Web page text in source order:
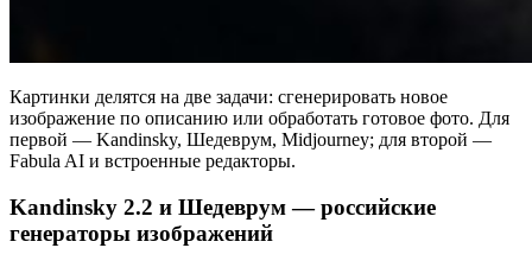
Картинки делятся на две задачи: сгенерировать новое
изображение по описанию или обработать готовое фото. Для
первой — Kandinsky, Шедеврум, Midjourney; для второй —
Fabula AI и встроенные редакторы.
Kandinsky 2.2 и Шедеврум — российские
генераторы изображений